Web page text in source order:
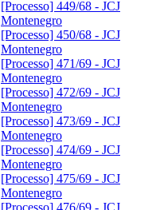
[Processo] 449/68 - JCJ
Montenegro
[Processo] 450/68 - JCJ
Montenegro
[Processo] 471/69 - JCJ
Montenegro
[Processo] 472/69 - JCJ
Montenegro
[Processo] 473/69 - JCJ
Montenegro
[Processo] 474/69 - JCJ
Montenegro
[Processo] 475/69 - JCJ
Montenegro